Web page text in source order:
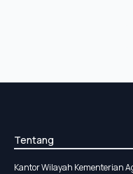
Tentang
Kantor Wilayah Kementerian